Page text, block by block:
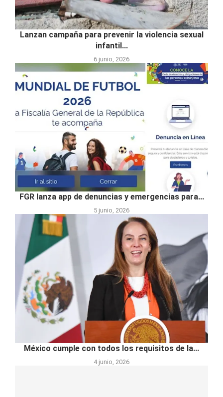
Lanzan campaña para prevenir la violencia sexual
infantil...
6 junio, 2026
FGR lanza app de denuncias y emergencias para...
5 junio, 2026
México cumple con todos los requisitos de la...
4 junio, 2026